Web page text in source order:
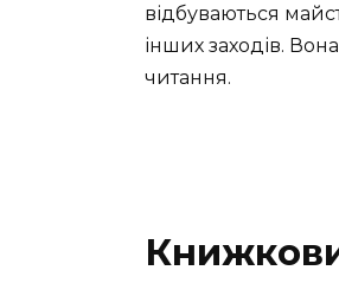
відбуваються
інших заходів.
читання.